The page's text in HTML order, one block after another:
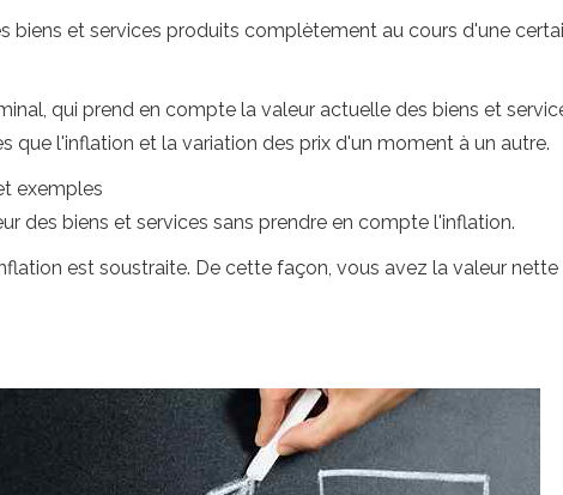
et services produits complètement au cours d'une
qui prend en compte la valeur actuelle des biens et
que l'inflation et la variation des prix d'un moment à un autre.
exemples
des biens et services sans prendre en compte l'inflation.
est soustraite. De cette façon, vous avez la valeur